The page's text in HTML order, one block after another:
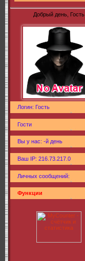
Добрый день, Гость
Логин: Гость
Гости
Вы у нас: -й день
Ваш IP: 216.73.217.0
Личных сообщений:
Функции